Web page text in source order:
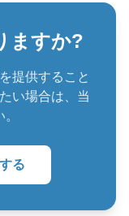
ますか?
提供すること
い場合は、当
る